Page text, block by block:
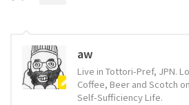
aw
Live in Tottori-Pref, JPN.
Coffee, Beer and Scotch
Self-Sufficiency Life.